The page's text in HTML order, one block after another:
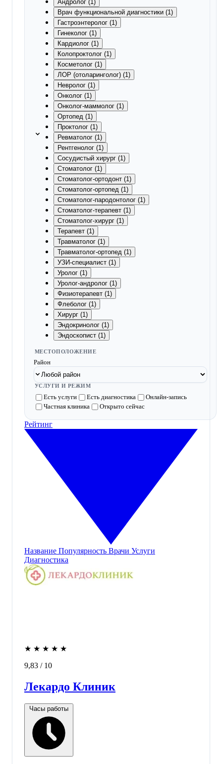
Андролог (1)
Врач функциональной диагностики (1)
Гастроэнтеролог (1)
Гинеколог (1)
Кардиолог (1)
Колопроктолог (1)
Косметолог (1)
ЛОР (отоларинголог) (1)
Невролог (1)
Онколог (1)
Онколог-маммолог (1)
Ортопед (1)
Проктолог (1)
Ревматолог (1)
Рентгенолог (1)
Сосудистый хирург (1)
Стоматолог (1)
Стоматолог-ортодонт (1)
Стоматолог-ортопед (1)
Стоматолог-пародонтолог (1)
Стоматолог-терапевт (1)
Стоматолог-хирург (1)
Терапевт (1)
Травматолог (1)
Травматолог-ортопед (1)
УЗИ-специалист (1)
Уролог (1)
Уролог-андролог (1)
Физиотерапевт (1)
Флеболог (1)
Хирург (1)
Эндокринолог (1)
Эндоскопист (1)
МЕСТОПОЛОЖЕНИЕ
Район
УСЛУГИ И РЕЖИМ
Есть услуги Есть диагностика
Онлайн-запись
Частная клиника
Открыто сейчас
Рейтинг
Название Популярность Врачи Услуги
Диагностика
★ ★ ★ ★ ★
9,83 / 10
Лекардо Клиник
Часы работы